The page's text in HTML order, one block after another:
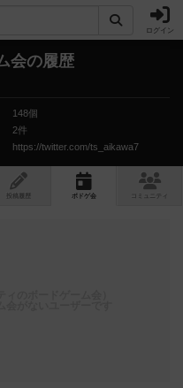
ログイン
会の履歴
148個
2件
https://twitter.com/ts_aikawa7
投稿履歴 ボ ドゲ会 コミュニティ